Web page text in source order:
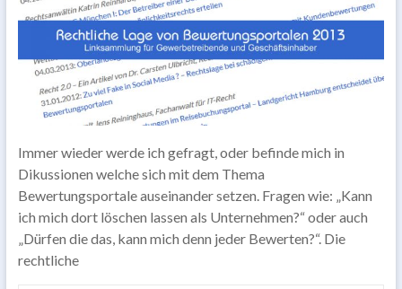
Immer wieder werde ich gefragt, oder befinde mich in
Dikussionen welche sich mit dem Thema
Bewertungsportale auseinander setzen. Fragen wie: „Kann
ich mich dort löschen lassen als Unternehmen?“ oder auch
„Dürfen die das, kann mich denn jeder Bewerten?“. Die
rechtliche